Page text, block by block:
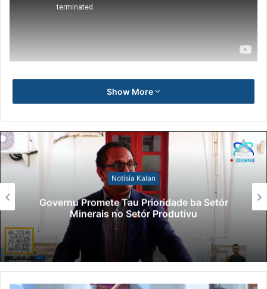
Show More
Notísia Kalan
Governu Promete Tau Prioridade ba Setór
Minerais no Setór Produtivu